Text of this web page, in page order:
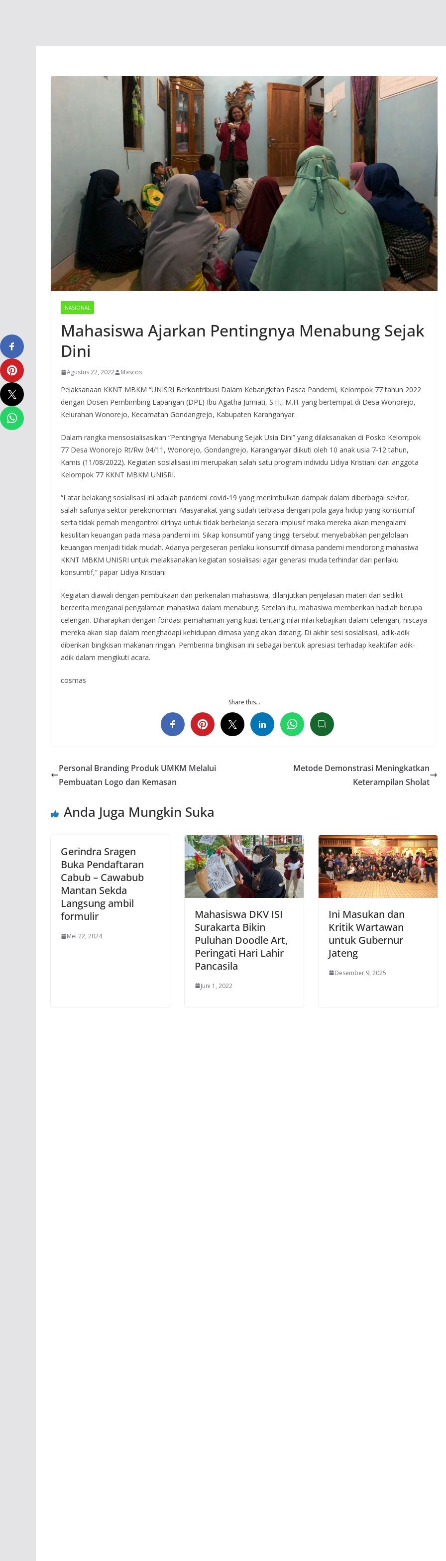
NASIONAL
Mahasiswa Ajarkan Pentingnya Menabung Sejak
Dini
Agustus 22, 2022 Mascos
Pelaksanaan KKNT MBKM “UNISRI Berkontribusi Dalam Kebangkitan Pasca Pandemi, Kelompok 77 tahun 2022
dengan Dosen Pembimbing Lapangan (DPL) Ibu Agatha Jumiati, S.H., M.H. yang bertempat di Desa Wonorejo,
Kelurahan Wonorejo, Kecamatan Gondangrejo, Kabupaten Karanganyar.
Dalam rangka mensosialisasikan “Pentingnya Menabung Sejak Usia Dini” yang dilaksanakan di Posko Kelompok
77 Desa Wonorejo Rt/Rw 04/11, Wonorejo, Gondangrejo, Karanganyar diikuti oleh 10 anak usia 7-12 tahun,
Kamis (11/08/2022). Kegiatan sosialisasi ini merupakan salah satu program individu Lidiya Kristiani dari anggota
Kelompok 77 KKNT MBKM UNISRI.
“Latar belakang sosialisasi ini adalah pandemi covid-19 yang menimbulkan dampak dalam diberbagai sektor,
salah safunya sektor perekonomian. Masyarakat yang sudah terbiasa dengan pola gaya hidup yang konsumtif
serta tidak pernah mengontrol dirinya untuk tidak berbelanja secara implusif maka mereka akan mengalami
kesulitan keuangan pada masa pandemi ini. Sikap konsumtif yang tinggi tersebut menyebabkan pengelolaan
keuangan menjadi tidak mudah. Adanya pergeseran perilaku konsumtif dimasa pandemi mendorong mahasiwa
KKNT MBKM UNISRI untuk melaksanakan kegiatan sosialisasi agar generasi muda terhindar dari perilaku
konsumtif,” papar Lidiya Kristiani
Kegiatan diawali dengan pembukaan dan perkenalan mahasiswa, dilanjutkan penjelasan materi dan sedikit
bercerita menganai pengalaman mahasiwa dalam menabung. Setelah itu, mahasiwa memberikan hadiah berupa
celengan. Diharapkan dengan fondasi pemahaman yang kuat tentang nilai-nilai kebajikan dalam celengan, niscaya
mereka akan siap dalam menghadapi kehidupan dimasa yang akan datang. Di akhir sesi sosialisasi, adik-adik
diberikan bingkisan makanan ringan. Pemberina bingkisan ini sebagai bentuk apresiasi terhadap keaktifan adik-
adik dalam mengikuti acara.
cosmas
Share this…
Personal Branding Produk UMKM Melalui
Pembuatan Logo dan Kemasan
Metode Demonstrasi Meningkatkan
Keterampilan Sholat
Anda Juga Mungkin Suka
Gerindra Sragen
Buka Pendaftaran
Cabub – Cawabub
Mantan Sekda
Langsung ambil
formulir
Mei 22, 2024
Mahasiswa DKV ISI
Surakarta Bikin
Puluhan Doodle Art,
Peringati Hari Lahir
Pancasila
Juni 1, 2022
Ini Masukan dan
Kritik Wartawan
untuk Gubernur
Jateng
Desember 9, 2025